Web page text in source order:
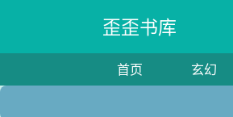
歪歪书库
首页 玄幻